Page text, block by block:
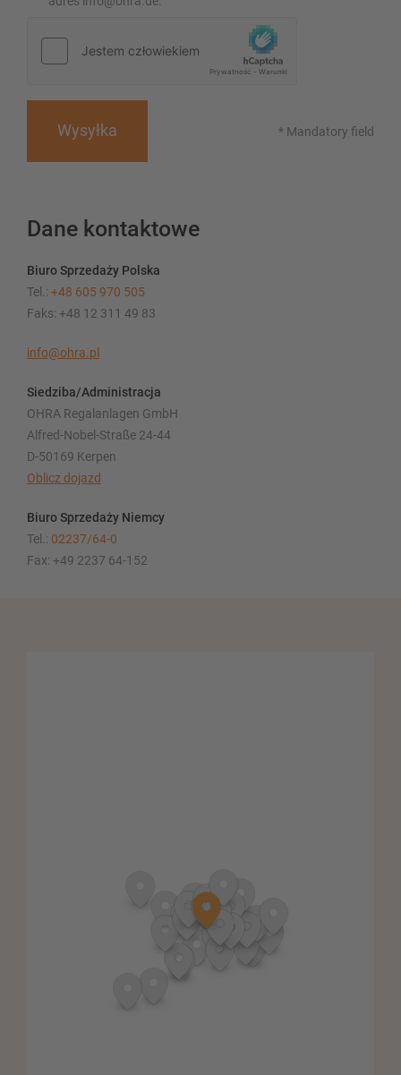
Wysyłka * Mandatory field
Dane kontaktowe
Biuro Sprzedaży Polska
Tel.: +48 605 970 505
Faks: +48 12 311 49 83
info@ohra.pl
Siedziba/Administracja
OHRA Regalanlagen GmbH
Alfred-Nobel-Straße 24-44
D-50169 Kerpen
Oblicz dojazd
Biuro Sprzedaży Niemcy
Tel.: 02237/64-0
Fax: +49 2237 64-152